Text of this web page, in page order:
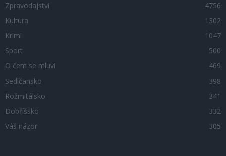
Zpravodajství
4756
Kultura
1302
Krimi
1047
Sport
500
O čem se mluví
469
Sedlčansko
398
Rožmitálsko
341
Dobříšsko
332
Váš názor
305